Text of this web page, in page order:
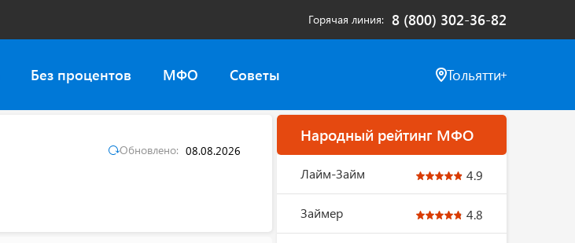
Горячая линия 8 (800) 302-36-82
Без процентов МФО Советы Тольятти
Обновлено: 08.08.2026
Народный рейтинг МФО
Лайм-Займ 4.9
Займер 4.8